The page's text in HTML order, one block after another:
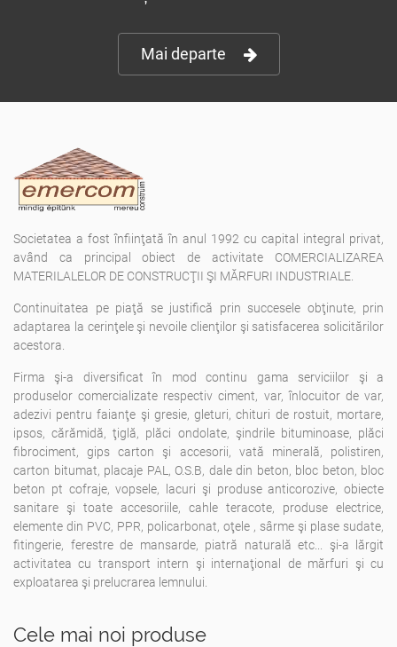
Mai departe
Societatea a fost înfiinţată în anul 1992 cu capital integral privat,
având ca principal obiect de activitate COMERCIALIZAREA
MATERILALELOR DE CONSTRUCŢII ŞI MĂRFURI INDUSTRIALE.
Continuitatea pe piaţă se justifică prin succesele obţinute, prin
adaptarea la cerinţele şi nevoile clienţilor şi satisfacerea solicitărilor
acestora.
Firma şi-a diversificat în mod continu gama serviciilor şi a
produselor comercializate respectiv ciment, var, înlocuitor de var,
adezivi pentru faianţe şi gresie, gleturi, chituri de rostuit, mortare,
ipsos, cărămidă, ţiglă, plăci ondolate, şindrile bituminoase, plăci
fibrociment, gips carton şi accesorii, vată minerală, polistiren,
carton bitumat, placaje PAL, O.S.B, dale din beton, bloc beton, bloc
beton pt cofraje, vopsele, lacuri şi produse anticorozive, obiecte
sanitare şi toate accesoriile, cahle teracote, produse electrice,
elemente din PVC, PPR, policarbonat, oţele , sârme şi plase sudate,
fitingerie, ferestre de mansarde, piatră naturală etc... şi-a lărgit
activitatea cu transport intern şi internaţional de mărfuri şi cu
exploatarea şi prelucrarea lemnului.
Cele mai noi produse